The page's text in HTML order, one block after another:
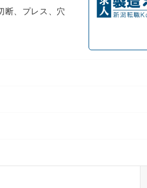
断、プレス、穴